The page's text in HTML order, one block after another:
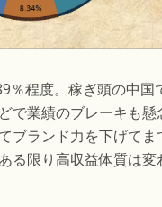
％程度。稼ぎ頭の中国
で業績のブレーキも懸
ブランド力を下げて
る限り高収益体質は変